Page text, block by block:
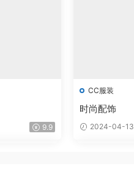
9.9
CC服装
时尚配饰
2024-04-13